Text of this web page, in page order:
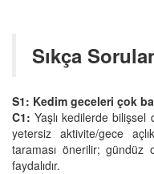
Sıkça
S1: Kedim geceleri çok
C1: Yaşlı kedilerde
yetersiz aktivite/gece
taraması önerilir;
faydalıdır.